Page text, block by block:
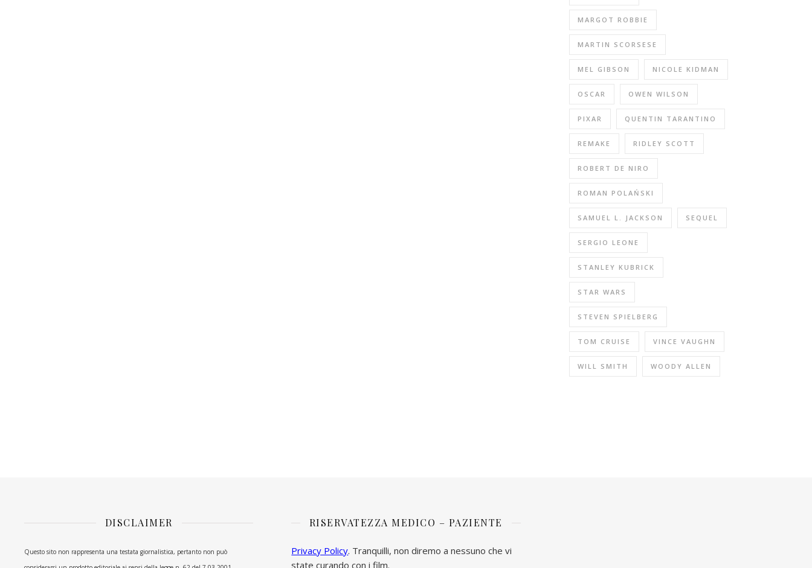
MARGOT ROBBIE
MARTIN SCORSESE
MEL GIBSON NICOLE KIDMAN
OSCAR OWEN WILSON
PIXAR QUENTIN TARANTINO
REMAKE RIDLEY SCOTT
ROBERT DE NIRO
ROMAN POLAŃSKI
SAMUEL L. JACKSON SEQUEL
SERGIO LEONE
STANLEY KUBRICK
STAR WARS
STEVEN SPIELBERG
TOM CRUISE VINCE VAUGHN
WILL SMITH WOODY ALLEN
DISCLAIMER
Questo sito non rappresenta una testata giornalistica, pertanto non può
RISERVATEZZA MEDICO – PAZIENTE
Privacy Policy. Tranquilli, non diremo a nessuno che vi
state curando con i film.